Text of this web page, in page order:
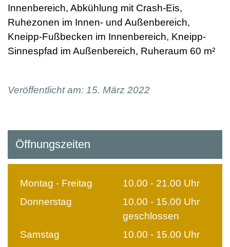
Innenbereich, Abkühlung mit Crash-Eis,
Ruhezonen im Innen- und Außenbereich,
Kneipp-Fußbecken im Innenbereich, Kneipp-
Sinnespfad im Außenbereich, Ruheraum 60 m²
Veröffentlicht am: 15. März 2022
Öffnungszeiten
Montag - Freitag
10.00 - 21.00 Uhr
Donnerstag
10.00 - 15.00 Uhr
geschlossen
Samstag
10.00 - 15.00 Uhr